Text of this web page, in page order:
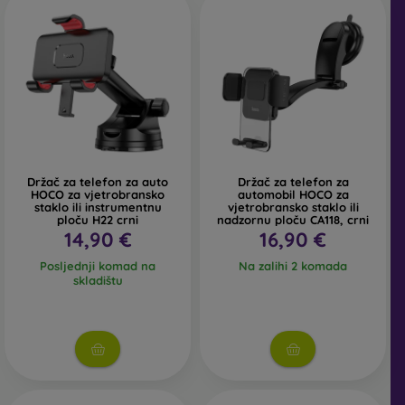
Držač za telefon za auto
HOCO za vjetrobransko
staklo ili instrumentnu
ploču H22 crni
14,90 €
Posljednji komad na
skladištu
Držač za telefon za
automobil HOCO za
vjetrobransko staklo ili
nadzornu ploču CA118, crni
16,90 €
Na zalihi 2 komada